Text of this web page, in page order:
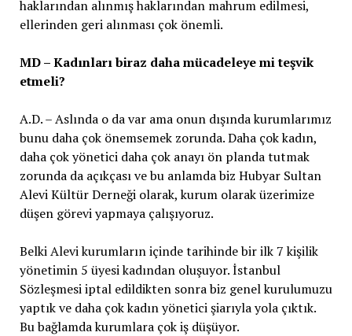
haklarından alınmış haklarından mahrum edilmesi,
ellerinden geri alınması çok önemli.
MD – Kadınları biraz daha mücadeleye mi teşvik
etmeli?
A.D. – Aslında o da var ama onun dışında kurumlarımız
bunu daha çok önemsemek zorunda. Daha çok kadın,
daha çok yönetici daha çok anayı ön planda tutmak
zorunda da açıkçası ve bu anlamda biz Hubyar Sultan
Alevi Kültür Derneği olarak, kurum olarak üzerimize
düşen görevi yapmaya çalışıyoruz.
Belki Alevi kurumların içinde tarihinde bir ilk 7 kişilik
yönetimin 5 üyesi kadından oluşuyor. İstanbul
Sözleşmesi iptal edildikten sonra biz genel kurulumuzu
yaptık ve daha çok kadın yönetici şiarıyla yola çıktık.
Bu bağlamda kurumlara çok iş düşüyor.